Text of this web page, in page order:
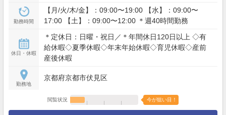
勤務時間
【月/火/木/金】：09:00〜19:00 【水】：09:00〜
17:00 【土】：09:00〜12:00 ＊週40時間勤務
休日・休暇
＊定休日：日曜・祝日／＊年間休日120日以上 ◇有
給休暇◇夏季休暇◇年末年始休暇◇育児休暇◇産前
産後休暇
勤務地
京都府京都市伏見区
閲覧状況 今が狙い目！